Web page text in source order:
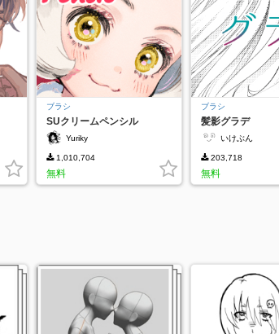
ブラシ
SUクリームペンシル
Yuriky
1,010,704
無料
ブラシ
髪影グラデ
いけぶん
203,718
無料